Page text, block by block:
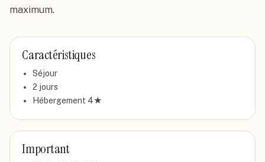
maximum.
Caractéristiques
Séjour
2 jours
Hébergement 4★
Important